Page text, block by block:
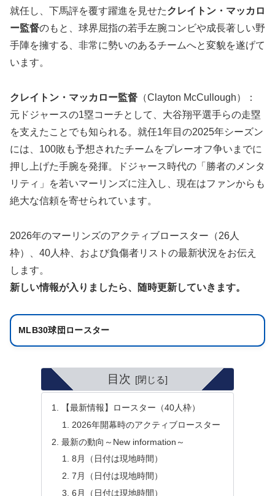
就任し、下馬評を覆す躍進を見せたクレイトン・マッカロ
ー監督のもと、球界屈指の若手左腕コンビや成長著しい野
手陣を擁する、非常に勢いのあるチームへと変貌を遂げて
います。
クレイトン・マッカロー監督 （Clayton McCullough）：
元ドジャースの1塁コーチとして、大谷翔平選手らの走塁
を支えたことでも知られる。就任1年目の2025年シーズン
には、100敗も予想されたチームをプレーオフ争いまでに
押し上げた手腕を発揮。ドジャース時代の「勝者のメンタ
リティ」を若いマーリンズに注入し、現在はファンからも
絶大な信頼を寄せられています。
2026年のマーリンズのアクティブロースター（26人
枠）、40人枠、および負傷者リストの最新状況をお伝え
します。
新しい情報が入りましたら、随時更新していきます。
MLB30球団ロースター
目次
【最新情報】ロースター（40人枠）
2026年開幕時のアクティブロースター
最新の動向～New information～
8月（日付は現地時間）
7月（日付は現地時間）
6月（日付は現地時間）